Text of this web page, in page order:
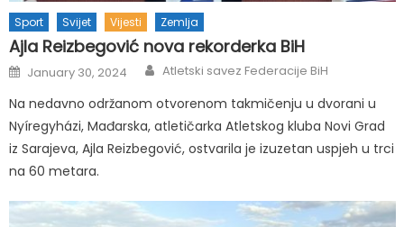
Sport Svijet Vijesti Zemlja
Ajla Reizbegović nova rekorderka BiH
Posted
on
January 30, 2024 Author
Atletski savez Federacije BiH
Na nedavno održanom otvorenom takmičenju u dvorani u
Nyíregyházi, Mađarska, atletičarka Atletskog kluba Novi Grad
iz Sarajeva, Ajla Reizbegović, ostvarila je izuzetan uspjeh u trci
na 60 metara.